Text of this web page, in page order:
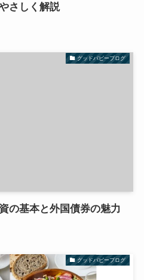
さしく解説
グッドパピーブログ
の基本と外国債券の魅力
グッドパピーブログ